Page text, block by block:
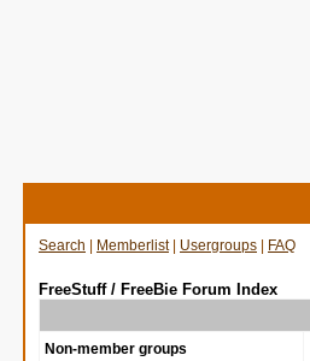
Search Memberlist| Usergroups FAQ
FreeStuff / FreeBie Forum Index
Non-member groups